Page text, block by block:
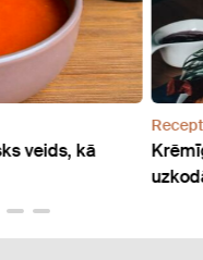
gardām